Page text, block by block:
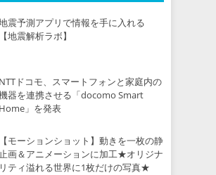
震予測アプリで情報を手に入れる
【地震解析ラボ】
NTTドコモ、スマートフォンと家庭内の
器を連携させる「docomo Smart
Home」を発表
【モーションショット】動きを一枚の静
止画＆アニメーションに加工★オリジナ
リティ溢れる世界に1枚だけの写真★